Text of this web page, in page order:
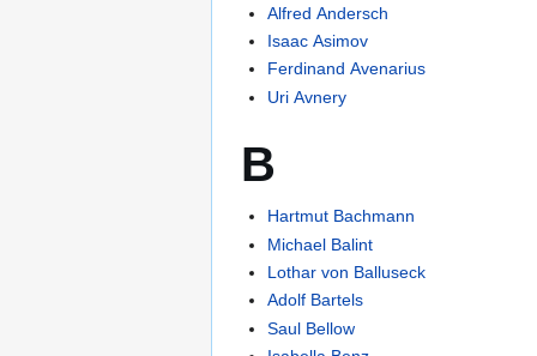
Alfred Andersch
Isaac Asimov
Ferdinand Avenarius
Uri Avnery
B
Hartmut Bachmann
Michael Balint
Lothar von Balluseck
Adolf Bartels
Saul Bellow